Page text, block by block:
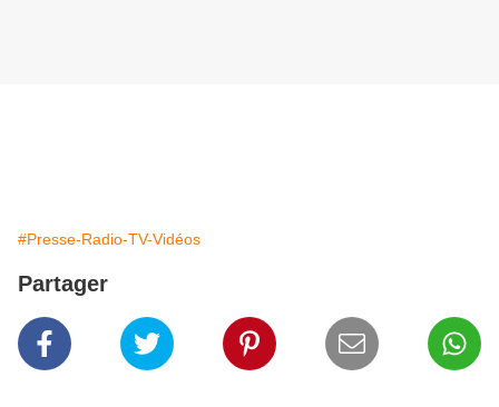
#Presse-Radio-TV-Vidéos
Partager